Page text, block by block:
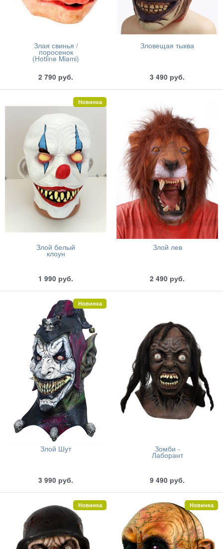
Злая свинья /
поросенок
(Hotline Miami)
2 790 руб.
Зловещая тыква
3 490 руб.
Злой белый
клоун
1 990 руб.
Новинка
Злой лев
2 490 руб.
Злой Шут
3 990 руб.
Новинка
Зомби -
Лаборант
9 490 руб.
Новинка Новинка